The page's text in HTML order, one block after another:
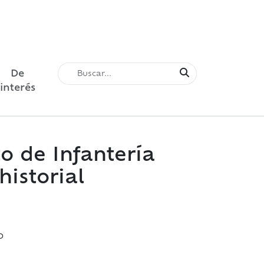
De
interés
de Infantería
historial